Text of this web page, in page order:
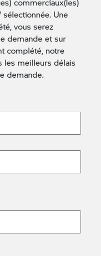
Une
vous serez
demande et sur
complété, notre
les meilleurs délais
demande.